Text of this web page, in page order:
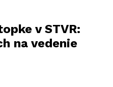
v STVR:
na vedenie